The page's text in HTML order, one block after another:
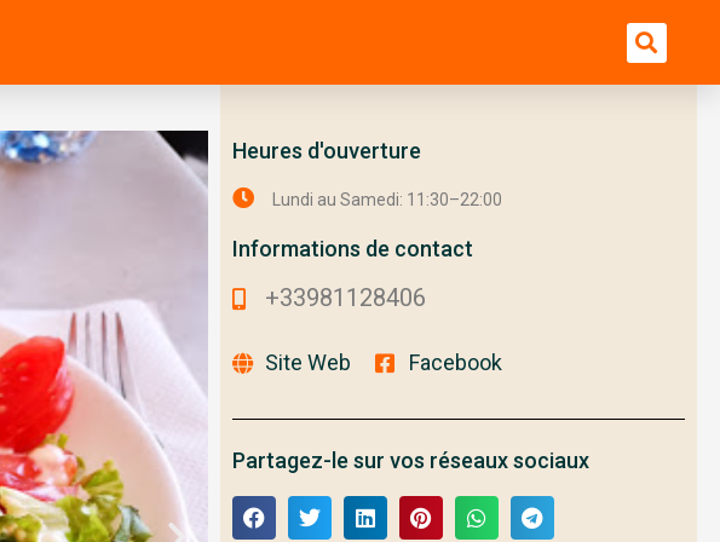
Heures d'ouverture
Lundi au Samedi: 11:30–22:00
Informations de contact
+33981128406
Site Web Facebook
Partagez-le sur vos réseaux sociaux